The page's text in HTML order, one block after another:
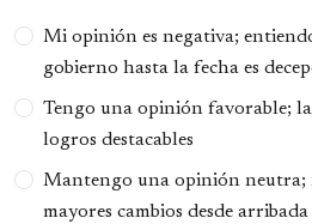
Opciones
Mi opinión es negativa;
gobierno hasta la fecha es
Tengo una opinión favorable;
logros destacables
Mantengo una opinión neutra;
mayores cambios desde